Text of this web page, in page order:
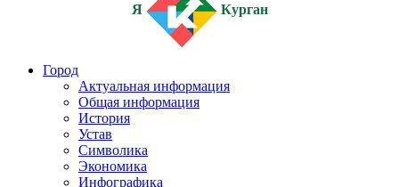
Я Курган
Город
Актуальная информация
Общая информация
История
Устав
Символика
Экономика
Инфографика